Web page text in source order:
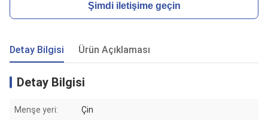
Şimdi iletişime geçin
Detay Bilgisi Ürün Açıklaması
Detay Bilgisi
Menşe yeri: Çin